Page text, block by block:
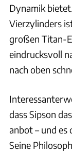
Dynamik
Vierzylinders
großen Titan-
eindrucksvoll
nach oben
dass Sipson
anbot – und es
Seine